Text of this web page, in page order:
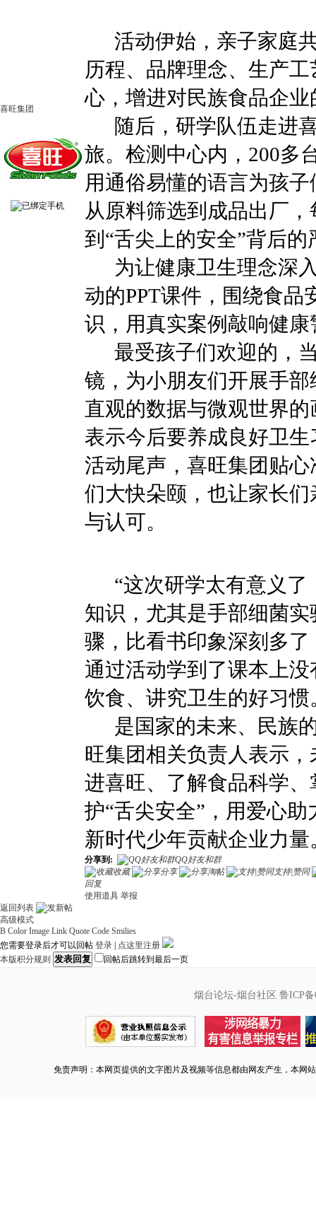
喜旺集团
活动伊始，亲子家庭共
历程、品牌理念、生产
心，增进对民族食品企
随后，研学队伍走进喜
旅。检测中心内，200多
用通俗易懂的语言为孩
从原料筛选到成品出厂
到“舌尖上的安全”背后的
为让健康卫生理念深入
动的PPT课件，围绕食
识，用真实案例敲响健
最受孩子们欢迎的，当
镜，为小朋友们开展手
直观的数据与微观世界
表示今后要养成良好卫
活动尾声，喜旺集团贴
们大快朵颐，也让家长
与认可。
“这次研学太有意义了
知识，尤其是手部细菌
骤，比看书印象深刻多
通过活动学到了课本上
饮食、讲究卫生的好习惯
是国家的未来、民族的
旺集团相关负责人表示
进喜旺、了解食品科学
护“舌尖安全”，用爱心
新时代少年贡献企业力量
分享到:
QQ好友和群
收藏
分享 淘帖
支持|赞同
回复
使用道具 举报
返回列表
高级模式
B Color Image Link Quote Code Smilies
您需要登录后才可以回帖 登录
点这里注册
本版积分规则 发表回复 回帖后跳转到最后一页
烟台论坛-烟台社区 鲁ICP备
免责声明：本网页提供的文字图片及视频等信息都由网友产生，本网